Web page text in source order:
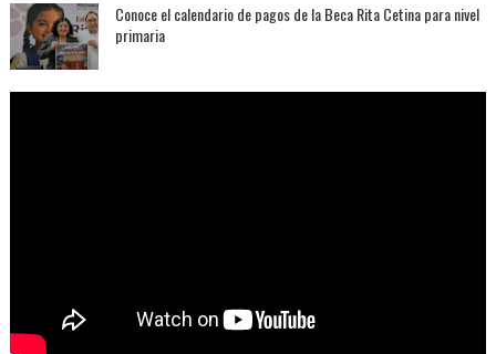
Conoce el calendario de pagos de la Beca Rita Cetina para nivel
primaria